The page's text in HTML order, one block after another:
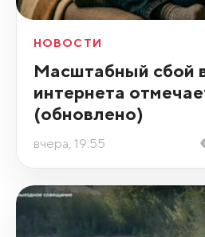
НОВОСТИ
Масштабный сбой
интернета
(обновлено)
вчера, 19:55